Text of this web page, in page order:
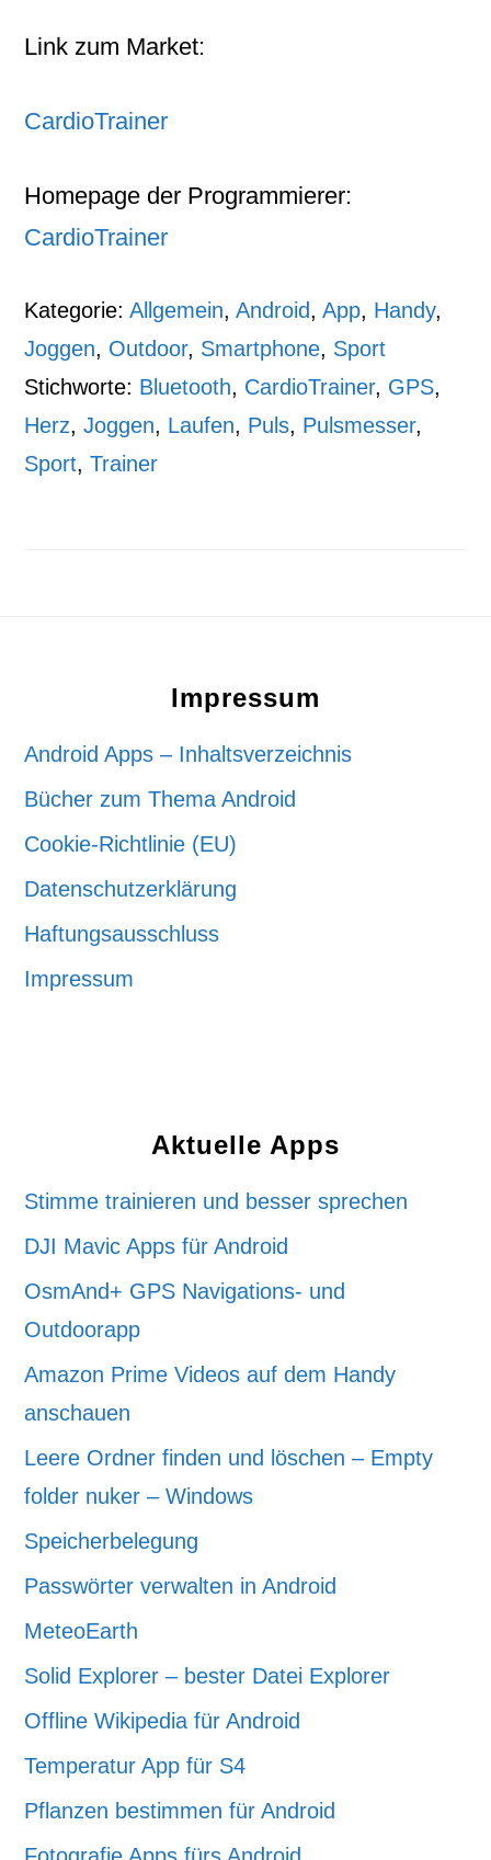
Link zum Market:
CardioTrainer
Homepage der Programmierer:
CardioTrainer
Kategorie:Allgemein,Android,App, Handy,
Joggen, Outdoor, Smartphone, Sport
Stichworte: Bluetooth, CardioTrainer, GPS,
Herz,Joggen, Laufen, Puls, Pulsmesser,
Sport,Trainer
Impressum
Android Apps – Inhaltsverzeichnis
Bücher zum Thema Android
Cookie-Richtlinie (EU)
Datenschutzerklärung
Haftungsausschluss
Impressum
Aktuelle Apps
Stimme trainieren und besser sprechen
DJI Mavic Apps für Android
OsmAnd+ GPS Navigations- und
Outdoorapp
Amazon Prime Videos auf dem Handy
anschauen
Leere Ordner finden und löschen – Empty
folder nuker – Windows
Speicherbelegung
Passwörter verwalten in Android
MeteoEarth
Solid Explorer – bester Datei Explorer
Offline Wikipedia für Android
Temperatur App für S4
Pflanzen bestimmen für Android